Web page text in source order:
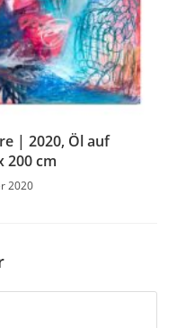
| 2020, Öl auf
200 cm
2020